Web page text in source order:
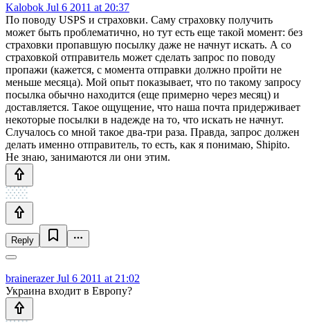
Kalobok Jul 6 2011 at 20:37
По поводу USPS и страховки. Саму страховку получить
может быть проблематично, но тут есть еще такой момент: без
страховки пропавшую посылку даже не начнут искать. А со
страховкой отправитель может сделать запрос по поводу
пропажи (кажется, с момента отправки должно пройти не
меньше месяца). Мой опыт показывает, что по такому запросу
посылка обычно находится (еще примерно через месяц) и
доставляется. Такое ощущение, что наша почта придерживает
некоторые посылки в надежде на то, что искать не начнут.
Случалось со мной такое два-три раза. Правда, запрос должен
делать именно отправитель, то есть, как я понимаю, Shipito.
Не знаю, занимаются ли они этим.
Reply
brainerazerJul 6 2011 at 21:02
Украина входит в Европу?